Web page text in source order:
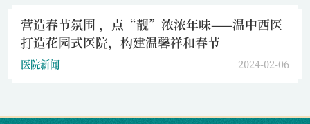
营造春节氛围 ，点“靓”浓浓年味——温中西医
打造花园式医院，构建温馨祥和春节
医院新闻 2024-02-06